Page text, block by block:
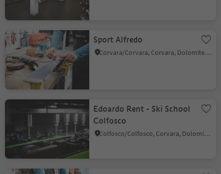
Sport Alfredo
Corvara/Corvara, Corvara, Dolomites Region Alta Badia
Edoardo Rent - Ski School
Colfosco
Colfosco/Colfosco, Corvara, Dolomites Region Alta Badia